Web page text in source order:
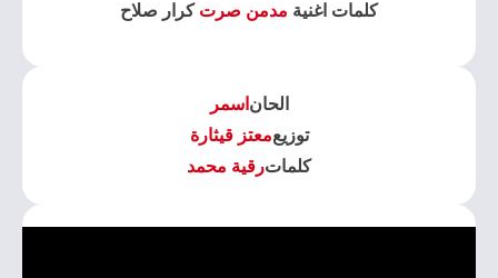
كلمات اغنية مدمن صرت كرار صلاح
الحان اسمر
توزيعمعتز قيثارة
كلماترقية محمد